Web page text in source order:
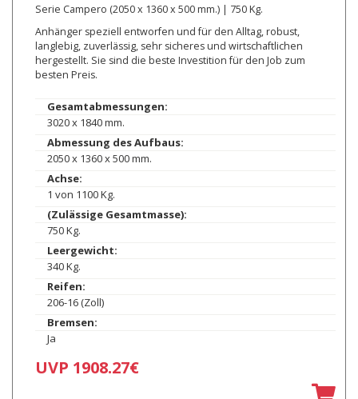
Serie Campero (2050 x 1360 x 500 mm.) | 750 Kg.
Anhänger speziell entworfen und für den Alltag, robust,
langlebig, zuverlässig, sehr sicheres und wirtschaftlichen
hergestellt. Sie sind die beste Investition für den Job zum
besten Preis.
Gesamtabmessungen:
3020 x 1840 mm.
Abmessung des Aufbaus:
2050 x 1360 x 500 mm.
Achse:
1 von 1100 Kg.
(Zulässige Gesamtmasse):
750 Kg.
Leergewicht:
340 Kg.
Reifen:
206-16 (Zoll)
Bremsen:
Ja
UVP 1908.27€